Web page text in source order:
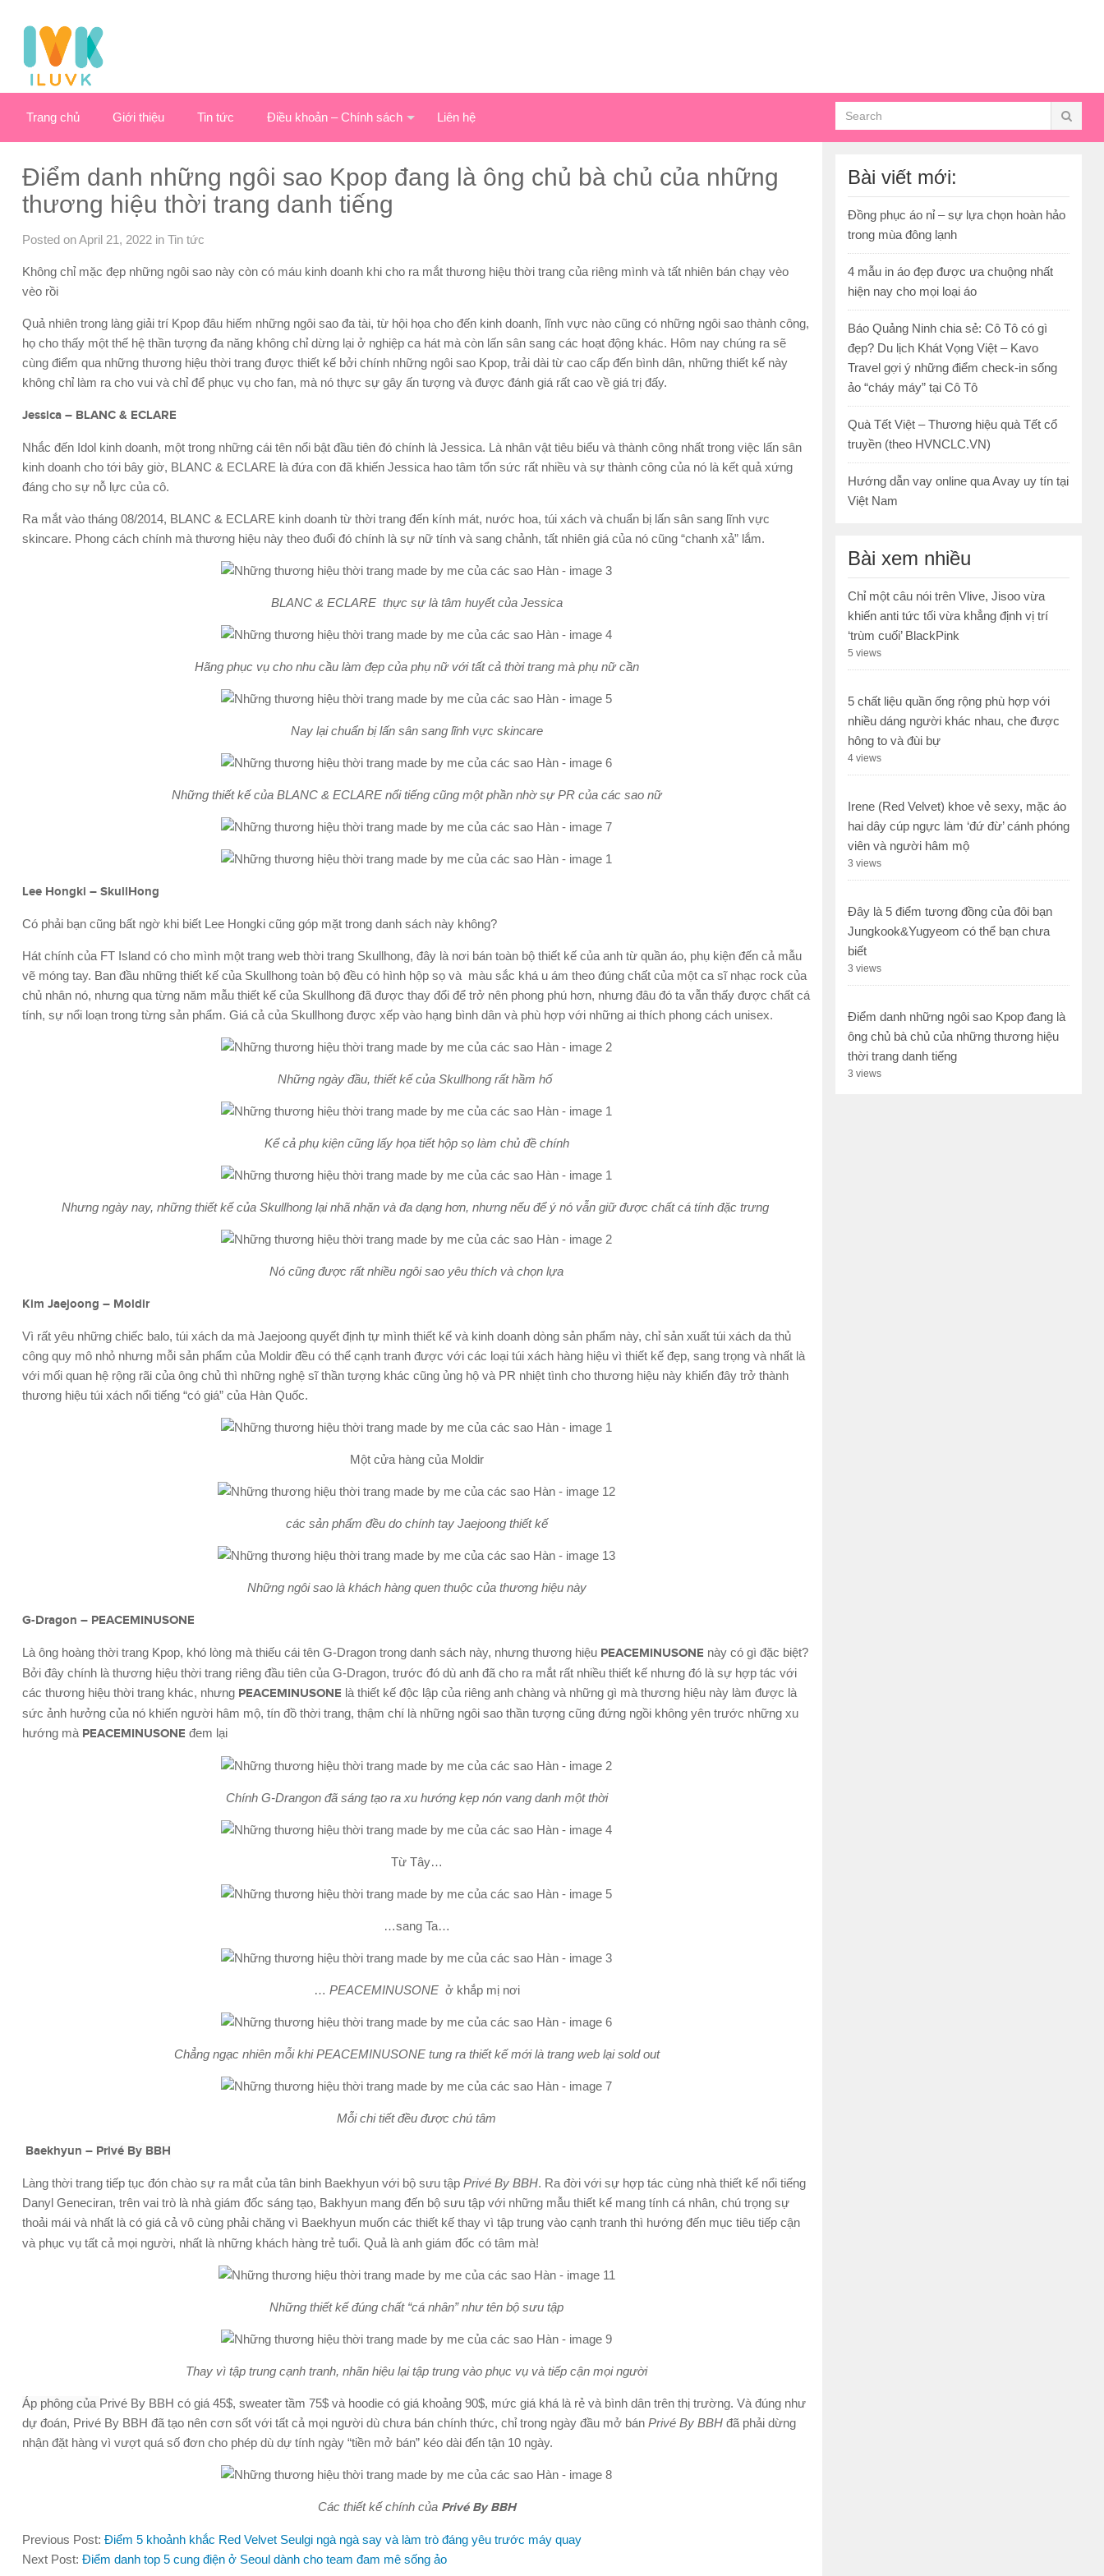
Trang chủ Giới thiệu Tin tức Điều khoản – Chính sách Liên hệ
Điểm danh những ngôi sao Kpop đang là ông chủ bà chủ của những
thương hiệu thời trang danh tiếng
Posted on April 21, 2022 in Tin tức
Không chỉ mặc đẹp những ngôi sao này còn có máu kinh doanh khi cho ra mắt thương hiệu thời trang của riêng mình và tất nhiên bán chạy vèo
vèo rồi
Quả nhiên trong làng giải trí Kpop đâu hiếm những ngôi sao đa tài, từ hội họa cho đến kinh doanh, lĩnh vực nào cũng có những ngôi sao thành công,
họ cho thấy một thế hệ thần tượng đa năng không chỉ dừng lại ở nghiệp ca hát mà còn lấn sân sang các hoạt động khác. Hôm nay chúng ra sẽ
cùng điểm qua những thương hiệu thời trang được thiết kế bởi chính những ngôi sao Kpop, trải dài từ cao cấp đến bình dân, những thiết kế này
không chỉ làm ra cho vui và chỉ để phục vụ cho fan, mà nó thực sự gây ấn tượng và được đánh giá rất cao về giá trị đấy.
Jessica – BLANC & ECLARE
Nhắc đến Idol kinh doanh, một trong những cái tên nổi bật đầu tiên đó chính là Jessica. Là nhân vật tiêu biểu và thành công nhất trong việc lấn sân
kinh doanh cho tới bây giờ, BLANC & ECLARE là đứa con đã khiến Jessica hao tâm tổn sức rất nhiều và sự thành công của nó là kết quả xứng
đáng cho sự nỗ lực của cô.
Ra mắt vào tháng 08/2014, BLANC & ECLARE kinh doanh từ thời trang đến kính mát, nước hoa, túi xách và chuẩn bị lấn sân sang lĩnh vực
skincare. Phong cách chính mà thương hiệu này theo đuổi đó chính là sự nữ tính và sang chảnh, tất nhiên giá của nó cũng “chanh xả” lắm.
BLANC & ECLARE thực sự là tâm huyết của Jessica
Hãng phục vụ cho nhu cầu làm đẹp của phụ nữ với tất cả thời trang mà phụ nữ cần
Nay lại chuẩn bị lấn sân sang lĩnh vực skincare
Những thiết kế của BLANC & ECLARE nổi tiếng cũng một phần nhờ sự PR của các sao nữ
Lee Hongki – SkullHong
Có phải bạn cũng bất ngờ khi biết Lee Hongki cũng góp mặt trong danh sách này không?
Hát chính của FT Island có cho mình một trang web thời trang Skullhong, đây là nơi bán toàn bộ thiết kế của anh từ quần áo, phụ kiện đến cả mẫu
vẽ móng tay. Ban đầu những thiết kế của Skullhong toàn bộ đều có hình hộp sọ và màu sắc khá u ám theo đúng chất của một ca sĩ nhạc rock của
chủ nhân nó, nhưng qua từng năm mẫu thiết kế của Skullhong đã được thay đổi để trở nên phong phú hơn, nhưng đâu đó ta vẫn thấy được chất cá
tính, sự nổi loạn trong từng sản phẩm. Giá cả của Skullhong được xếp vào hạng bình dân và phù hợp với những ai thích phong cách unisex.
Những ngày đầu, thiết kế của Skullhong rất hầm hố
Kể cả phụ kiện cũng lấy họa tiết hộp sọ làm chủ đề chính
Nhưng ngày nay, những thiết kế của Skullhong lại nhã nhặn và đa dạng hơn, nhưng nếu để ý nó vẫn giữ được chất cá tính đặc trưng
Nó cũng được rất nhiều ngôi sao yêu thích và chọn lựa
Kim Jaejoong – Moldir
Vì rất yêu những chiếc balo, túi xách da mà Jaejoong quyết định tự mình thiết kế và kinh doanh dòng sản phẩm này, chỉ sản xuất túi xách da thủ
công quy mô nhỏ nhưng mỗi sản phẩm của Moldir đều có thể cạnh tranh được với các loại túi xách hàng hiệu vì thiết kế đẹp, sang trọng và nhất là
với mối quan hệ rộng rãi của ông chủ thì những nghệ sĩ thần tượng khác cũng ủng hộ và PR nhiệt tình cho thương hiệu này khiến đây trở thành
thương hiệu túi xách nổi tiếng “có giá” của Hàn Quốc.
Một cửa hàng của Moldir
các sản phẩm đều do chính tay Jaejoong thiết kế
Những ngôi sao là khách hàng quen thuộc của thương hiệu này
G-Dragon – PEACEMINUSONE
Là ông hoàng thời trang Kpop, khó lòng mà thiếu cái tên G-Dragon trong danh sách này, nhưng thương hiệu PEACEMINUSONE này có gì đặc biệt?
Bởi đây chính là thương hiệu thời trang riêng đầu tiên của G-Dragon, trước đó dù anh đã cho ra mắt rất nhiều thiết kế nhưng đó là sự hợp tác với
các thương hiệu thời trang khác, nhưng PEACEMINUSONE là thiết kế độc lập của riêng anh chàng và những gì mà thương hiệu này làm được là
sức ảnh hưởng của nó khiến người hâm mộ, tín đồ thời trang, thậm chí là những ngôi sao thần tượng cũng đứng ngồi không yên trước những xu
hướng mà PEACEMINUSONE đem lại
Chính G-Drangon đã sáng tạo ra xu hướng kẹp nón vang danh một thời
Từ Tây…
…sang Ta…
… PEACEMINUSONE ở khắp mị nơi
Chẳng ngạc nhiên mỗi khi PEACEMINUSONE tung ra thiết kế mới là trang web lại sold out
Mỗi chi tiết đều được chú tâm
Baekhyun – Privé By BBH
Làng thời trang tiếp tục đón chào sự ra mắt của tân binh Baekhyun với bộ sưu tập Privé By BBH. Ra đời với sự hợp tác cùng nhà thiết kế nổi tiếng
Danyl Geneciran, trên vai trò là nhà giám đốc sáng tạo, Bakhyun mang đến bộ sưu tập với những mẫu thiết kế mang tính cá nhân, chú trọng sự
thoải mái và nhất là có giá cả vô cùng phải chăng vì Baekhyun muốn các thiết kế thay vì tập trung vào cạnh tranh thì hướng đến mục tiêu tiếp cận
và phục vụ tất cả mọi người, nhất là những khách hàng trẻ tuổi. Quả là anh giám đốc có tâm mà!
Những thiết kế đúng chất “cá nhân” như tên bộ sưu tập
Thay vì tập trung cạnh tranh, nhãn hiệu lại tập trung vào phục vụ và tiếp cận mọi người
Áp phông của Privé By BBH có giá 45$, sweater tầm 75$ và hoodie có giá khoảng 90$, mức giá khá là rẻ và bình dân trên thị trường. Và đúng như
dự đoán, Privé By BBH đã tạo nên cơn sốt với tất cả mọi người dù chưa bán chính thức, chỉ trong ngày đầu mở bán Privé By BBH đã phải dừng
nhận đặt hàng vì vượt quá số đơn cho phép dù dự tính ngày “tiền mở bán” kéo dài đến tận 10 ngày.
Các thiết kế chính của Privé By BBH
Previous Post: Điểm 5 khoảnh khắc Red Velvet Seulgi ngà ngà say và làm trò đáng yêu trước máy quay
Next Post: Điểm danh top 5 cung điện ở Seoul dành cho team đam mê sống ảo
Bài viết mới:
Đồng phục áo nỉ – sự lựa chọn hoàn hảo
trong mùa đông lạnh
4 mẫu in áo đẹp được ưa chuộng nhất
hiện nay cho mọi loại áo
Báo Quảng Ninh chia sẻ: Cô Tô có gì
đẹp? Du lịch Khát Vọng Việt – Kavo
Travel gợi ý những điểm check-in sống
ảo “cháy máy” tại Cô Tô
Quà Tết Việt – Thương hiệu quà Tết cổ
truyền (theo HVNCLC.VN)
Hướng dẫn vay online qua Avay uy tín tại
Việt Nam
Bài xem nhiều
Chỉ một câu nói trên Vlive, Jisoo vừa
khiến anti tức tối vừa khẳng định vị trí
‘trùm cuối’ BlackPink
5 views
5 chất liệu quần ống rộng phù hợp với
nhiều dáng người khác nhau, che được
hông to và đùi bự
4 views
Irene (Red Velvet) khoe vẻ sexy, mặc áo
hai dây cúp ngực làm ‘đứ đừ’ cánh phóng
viên và người hâm mộ
3 views
Đây là 5 điểm tương đồng của đôi bạn
Jungkook&Yugyeom có thể bạn chưa
biết
3 views
Điểm danh những ngôi sao Kpop đang là
ông chủ bà chủ của những thương hiệu
thời trang danh tiếng
3 views